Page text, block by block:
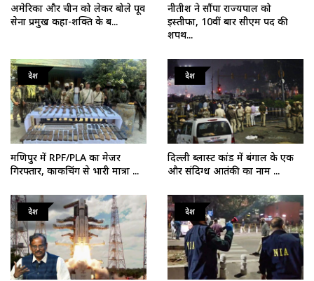
अमेरिका और चीन को लेकर बोले पूर्व
सेना प्रमुख कहा-शक्ति के ब...
नीतीश ने सौंपा राज्यपाल को
इस्तीफा, 10वीं बार सीएम पद की
शपथ...
देश
मणिपुर में RPF/PLA का मेजर
गिरफ्तार, काकचिंग से भारी मात्रा ...
देश
दिल्ली ब्लास्ट कांड में बंगाल के एक
और संदिग्ध आतंकी का नाम ...
देश देश